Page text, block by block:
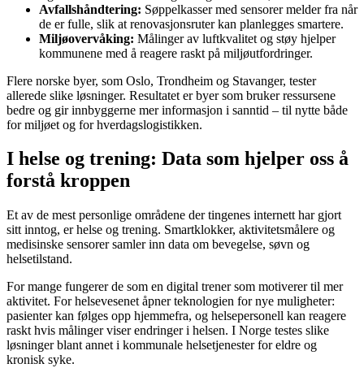
Avfallshåndtering: Søppelkasser med sensorer melder fra når
de er fulle, slik at renovasjonsruter kan planlegges smartere.
Miljøovervåking: Målinger av luftkvalitet og støy hjelper
kommunene med å reagere raskt på miljøutfordringer.
Flere norske byer, som Oslo, Trondheim og Stavanger, tester
allerede slike løsninger. Resultatet er byer som bruker ressursene
bedre og gir innbyggerne mer informasjon i sanntid – til nytte både
for miljøet og for hverdagslogistikken.
I helse og trening: Data som hjelper oss å
forstå kroppen
Et av de mest personlige områdene der tingenes internett har gjort
sitt inntog, er helse og trening. Smartklokker, aktivitetsmålere og
medisinske sensorer samler inn data om bevegelse, søvn og
helsetilstand.
For mange fungerer de som en digital trener som motiverer til mer
aktivitet. For helsevesenet åpner teknologien for nye muligheter:
pasienter kan følges opp hjemmefra, og helsepersonell kan reagere
raskt hvis målinger viser endringer i helsen. I Norge testes slike
løsninger blant annet i kommunale helsetjenester for eldre og
kronisk syke.